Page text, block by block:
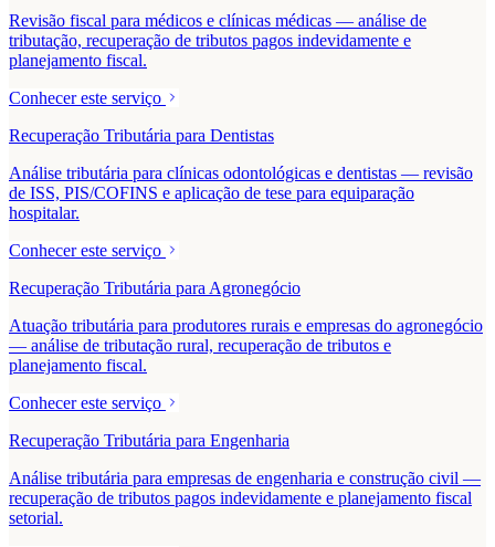
Revisão fiscal para médicos e clínicas médicas — análise de
tributação, recuperação de tributos pagos indevidamente e
planejamento fiscal.
Conhecer este serviço
Recuperação Tributária para Dentistas
Análise tributária para clínicas odontológicas e dentistas — revisão
de ISS, PIS/COFINS e aplicação de tese para equiparação
hospitalar.
Conhecer este serviço
Recuperação Tributária para Agronegócio
Atuação tributária para produtores rurais e empresas do agronegócio
— análise de tributação rural, recuperação de tributos e
planejamento fiscal.
Conhecer este serviço
Recuperação Tributária para Engenharia
Análise tributária para empresas de engenharia e construção civil —
recuperação de tributos pagos indevidamente e planejamento fiscal
setorial.